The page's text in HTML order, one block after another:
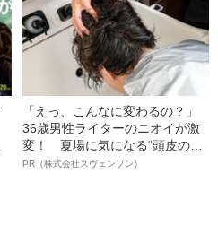
「えっ、こんなに変わるの？」
36歳男性ライターのニオイが激
変！ 夏場に気になる“頭皮のニ
オイ”や“ベタつき”を解消す
PR（株式会社スヴェンソン）